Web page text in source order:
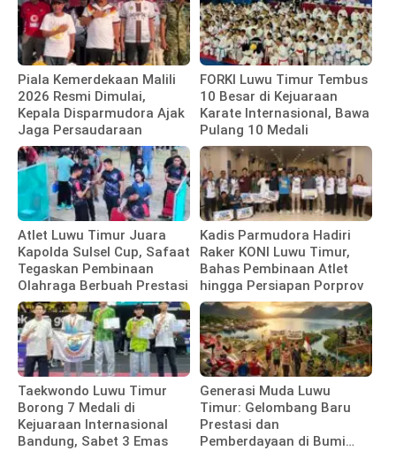
Piala Kemerdekaan Malili
2026 Resmi Dimulai,
Kepala Disparmudora Ajak
Jaga Persaudaraan
FORKI Luwu Timur Tembus
10 Besar di Kejuaraan
Karate Internasional, Bawa
Pulang 10 Medali
Atlet Luwu Timur Juara
Kapolda Sulsel Cup, Safaat
Tegaskan Pembinaan
Olahraga Berbuah Prestasi
Kadis Parmudora Hadiri
Raker KONI Luwu Timur,
Bahas Pembinaan Atlet
hingga Persiapan Porprov
Taekwondo Luwu Timur
Borong 7 Medali di
Kejuaraan Internasional
Bandung, Sabet 3 Emas
Generasi Muda Luwu
Timur: Gelombang Baru
Prestasi dan
Pemberdayaan di Bumi